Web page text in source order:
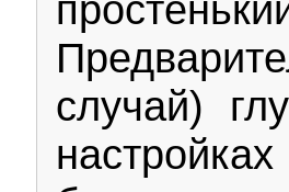
случай)